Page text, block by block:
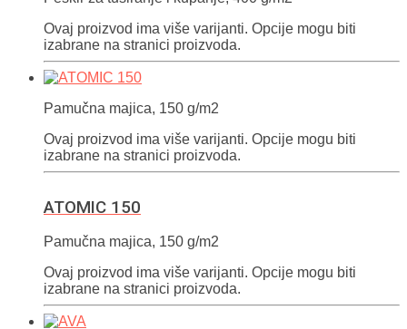
Ovaj proizvod ima više varijanti. Opcije mogu biti
izabrane na stranici proizvoda.
Pamučna majica, 150 g/m2
Ovaj proizvod ima više varijanti. Opcije mogu biti
izabrane na stranici proizvoda.
ATOMIC 150
Pamučna majica, 150 g/m2
Ovaj proizvod ima više varijanti. Opcije mogu biti
izabrane na stranici proizvoda.